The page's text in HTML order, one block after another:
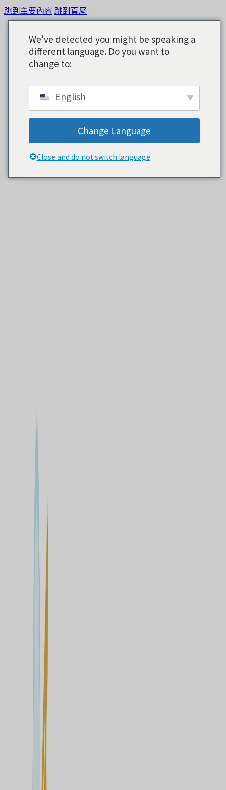
跳到主要內容 跳到頁尾
We've detected you might be speaking a
different language. Do you want to
change to:
English
Change Language
Close and do not switch language